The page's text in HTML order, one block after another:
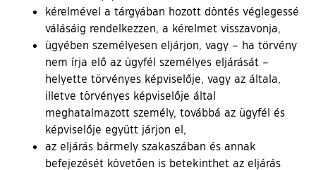
kérelmével a tárgyában hozott döntés véglegessé
válásáig rendelkezzen, a kérelmet visszavonja,
ügyében személyesen eljárjon, vagy – ha törvény
nem írja elő az ügyfél személyes eljárását –
helyette törvényes képviselője, vagy az általa,
illetve törvényes képviselője által
meghatalmazott személy, továbbá az ügyfél és
képviselője együtt járjon el,
az eljárás bármely szakaszában és annak
befejezését követően is betekinthet az eljárás